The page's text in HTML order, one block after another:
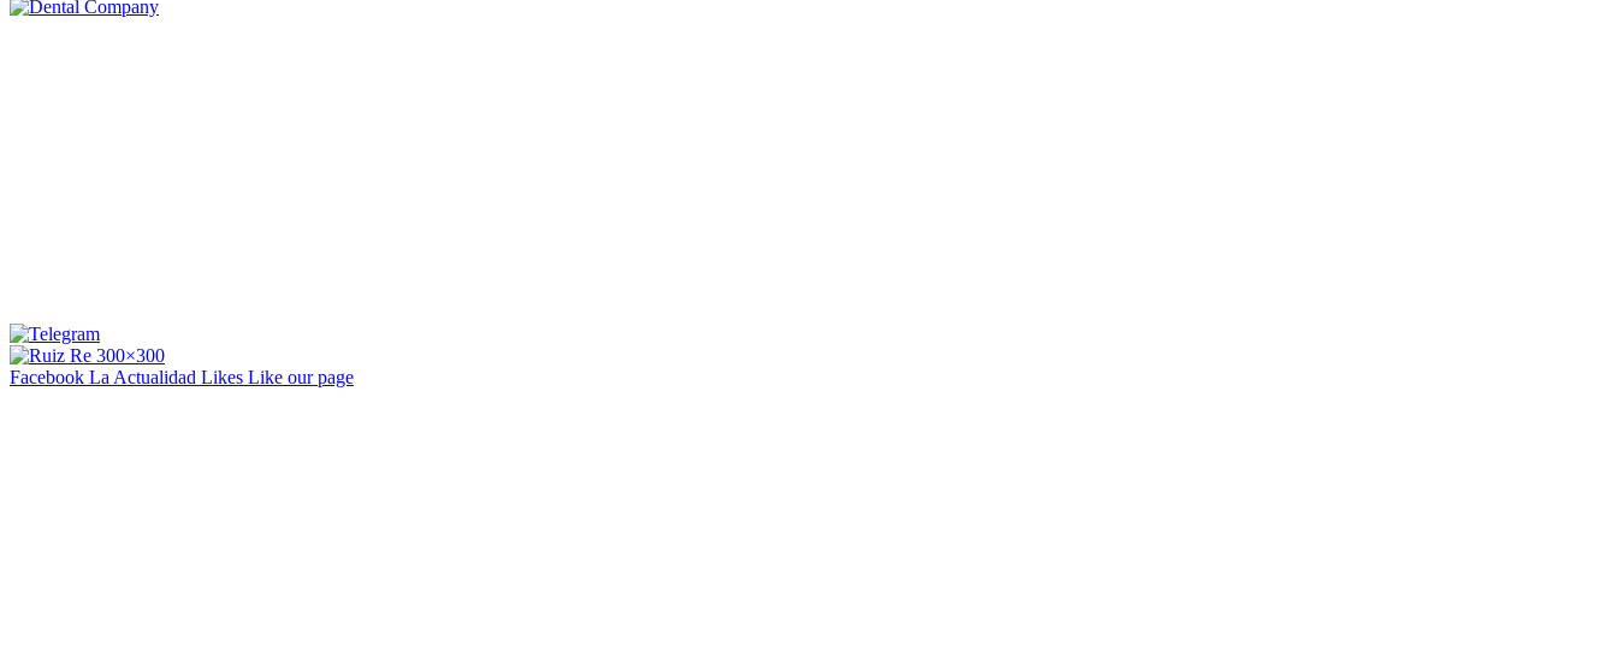
Facebook La Actualidad Likes Like our page